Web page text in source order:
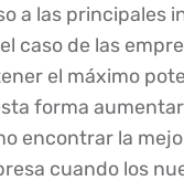
a las principales
caso de las
el máximo
forma
encontrar la
cuando los